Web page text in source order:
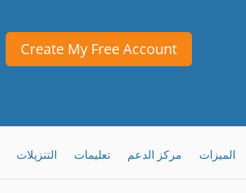
Create My Free Account
الميزات مركز الدعم تعليمات التنزيلات